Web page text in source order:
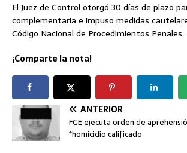
El Juez de Control otorgó 30 días de plazo
complementaria e impuso medidas
Código Nacional de Procedimientos Penales.
¡Comparte la nota!
ANTERIOR
FGE ejecuta orden de
*homicidio calificado